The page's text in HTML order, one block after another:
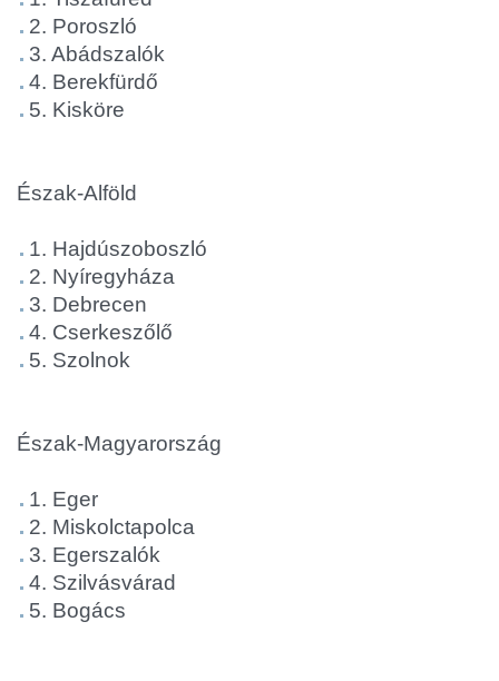
2. Poroszló
3. Abádszalók
4. Berekfürdő
5. Kisköre
Észak-Alföld
1. Hajdúszoboszló
2. Nyíregyháza
3. Debrecen
4. Cserkeszőlő
5. Szolnok
Észak-Magyarország
1. Eger
2. Miskolctapolca
3. Egerszalók
4. Szilvásvárad
5. Bogács